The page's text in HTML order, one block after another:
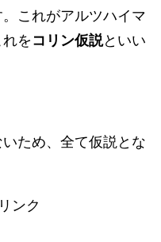
これがアルツハイマ
を コリン仮説といい
ため、全て仮説とな
ンク